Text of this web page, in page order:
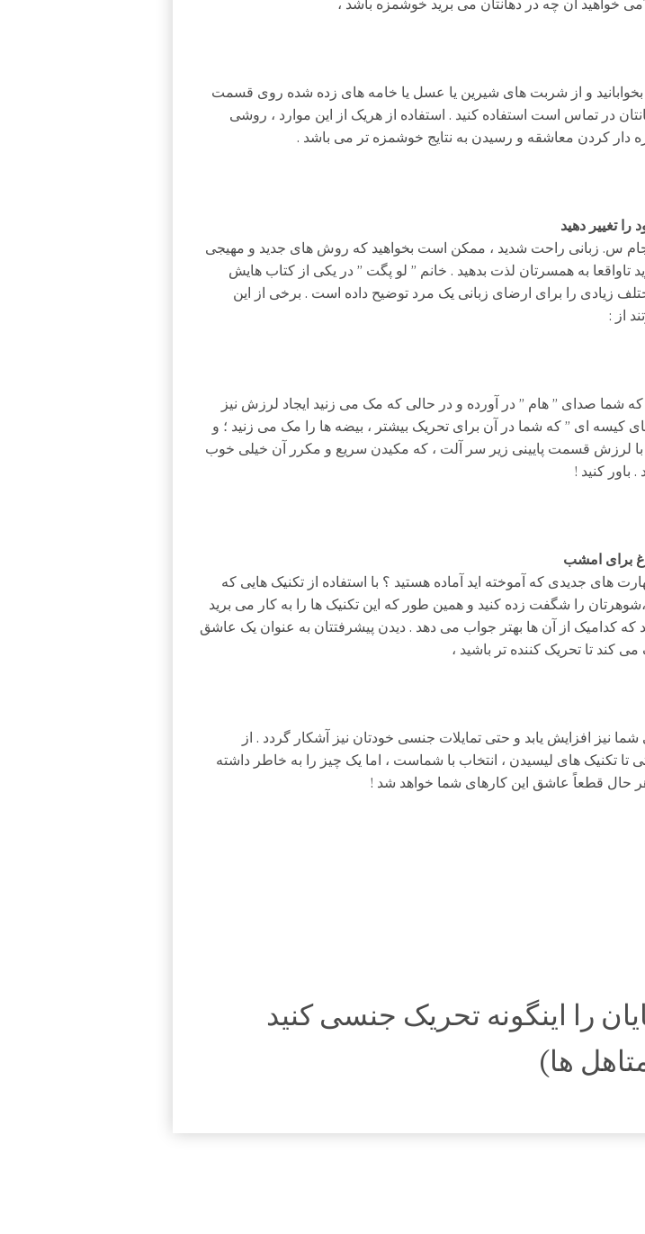
ً‌می خواهید آن چه در دهانتان می برید خوشمزه باشد ،
بخوابانید و از شربت های شیرین یا عسل یا خامه های زده شده روی قسمت
در تماس است استفاده کنید . استفاده از هریک از این موارد ، روشی
دار کردن معاشقه و رسیدن به نتایج خوشمزه تر می باشد .
را تغییر دهید
س. زبانی راحت شدید ، ممکن است بخواهید که روش های جدید و مهیجی
تاواقعا به همسرتان لذت بدهید . خانم ” لو پگت ” در یکی از کتاب هایش
زیادی را برای ارضای زبانی یک مرد توضیح داده است . برخی از این
از :
شما صدای ” هام ” در آورده و در حالی که مک می زنید ایجاد لرزش نیز
کیسه ای ” که شما در آن برای تحریک بیشتر ، بیضه ها را مک می زنید ؛ و
با لرزش قسمت پایینی زیر سر آلت ، که مکیدن سریع و مکرر آن خیلی خوب
کنید !
برای امشب
های جدیدی که آموخته اید آماده هستید ؟ با استفاده از تکنیک هایی که
را شگفت زده کنید و همین طور که این تکنیک ها را به کار می برید
که کدامیک از آن ها بهتر جواب می دهد . دیدن پیشرفتتان به عنوان یک عاشق
کند تا تحریک کننده تر باشید ،
نیز افزایش یابد و حتی تمایلات جنسی خودتان نیز آشکار گردد . از
تا تکنیک های لیسیدن ، انتخاب با شماست ، اما یک چیز را به خاطر داشته
هر حال قطعاً عاشق این کارهای شما خواهد شد !
را اینگونه تحریک جنسی کنید
ها)